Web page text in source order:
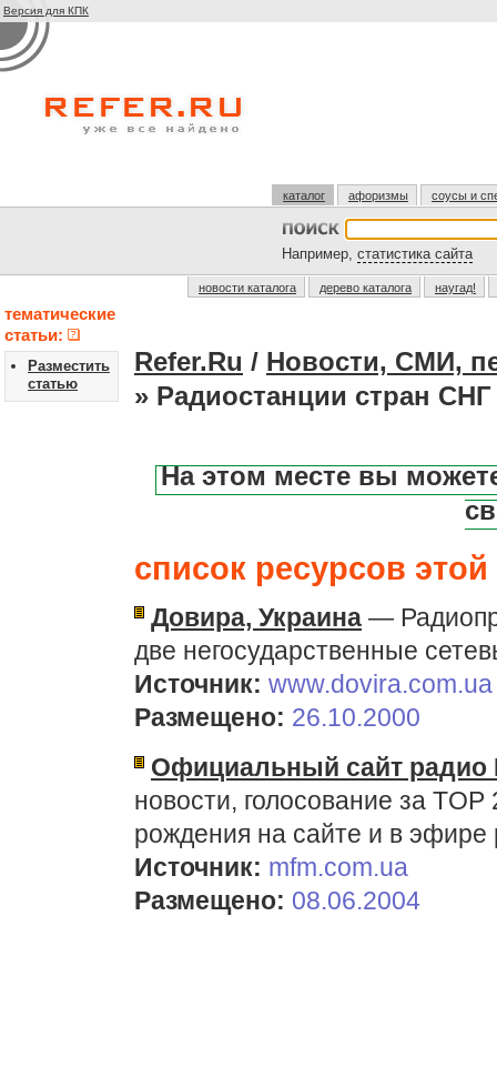
Версия для КПК
каталог афоризмы соусы и
Например, статистика сайта
новости каталога дерево каталога наугад!
тематические
статьи:
Разместить
статью
Refer.Ru / Новости, СМИ,
» Радиостанции стран СНГ
На этом месте вы
список ресурсов этой
Довира, Украина —
две негосударственные
Источник: www.dovira.com.ua
Размещено: 26.10.2000
Официальный сайт радио
новости, голосование за
рождения на сайте и в эфире
Источник: mfm.com.ua
Размещено: 08.06.2004